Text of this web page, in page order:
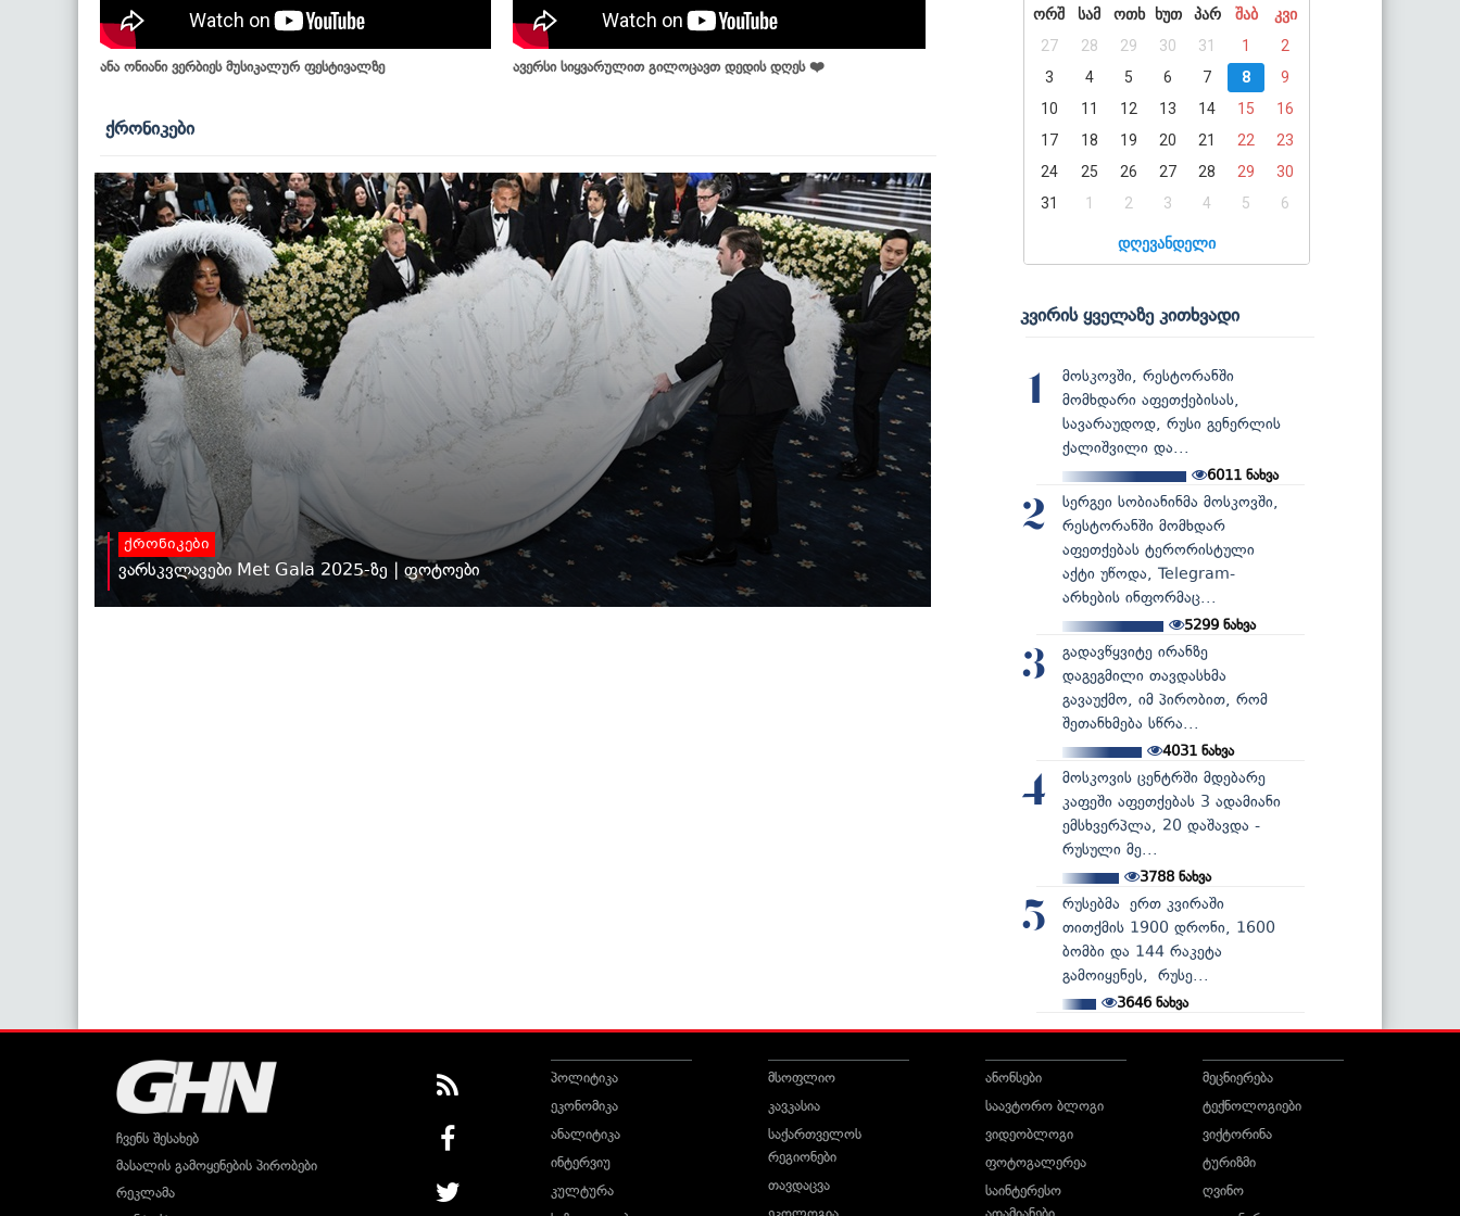
ანა ონიანი ვერბიეს მუსიკალურ ფესტივალზე ავერსი სიყვარულით გილოცავთ დედის დღეს ❤️
ქრონიკები
ქრონიკები
ვარსკვლავები Met Gala 2025-ზე | ფოტოები
ორშ
სამ ოთხ ხუთ პარ შაბ
კვი
27
28 29 30 31 1
2
3
4 5 6 7 8
9
10
11 12 13 14 15
16
17
18 19 20 21 22
23
24
25 26 27 28 29
30
31
1 2 3 4 5 6
დღევანდელი
კვირის ყველაზე კითხვადი
1
მოსკოვში, რესტორანში
მომხდარი აფეთქებისას,
სავარაუდოდ, რუსი გენერლის
ქალიშვილი და...
6011 ნახვა
2
სერგეი სობიანინმა მოსკოვში,
რესტორანში მომხდარ
აფეთქებას ტერორისტული
აქტი უწოდა, Telegram-
არხების ინფორმაც...
5299 ნახვა
3
გადავწყვიტე ირანზე
დაგეგმილი თავდასხმა
გავაუქმო, იმ პირობით, რომ
შეთანხმება სწრა...
4031ნახვა
4
მოსკოვის ცენტრში მდებარე
კაფეში აფეთქებას 3 ადამიანი
ემსხვერპლა, 20 დაშავდა -
რუსული მე...
3788ნახვა
5
რუსებმა ერთ კვირაში
თითქმის 1900 დრონი, 1600
ბომბი და 144 რაკეტა
გამოიყენეს, რუსე...
3646ნახვა
ჩვენს შესახებ
მასალის გამოყენების პირობები
რეკლამა
პოლიტიკა
ეკონომიკა
ანალიტიკა
ინტერვიუ
კულტურა
მსოფლიო
კავკასია
საქართველოს
რეგიონები
თავდაცვა
ანონსები
საავტორო ბლოგი
ვიდეობლოგი
ფოტოგალერეა
საინტერესო
მეცნიერება
ტექნოლოგიები
ვიქტორინა
ტურიზმი
ღვინო